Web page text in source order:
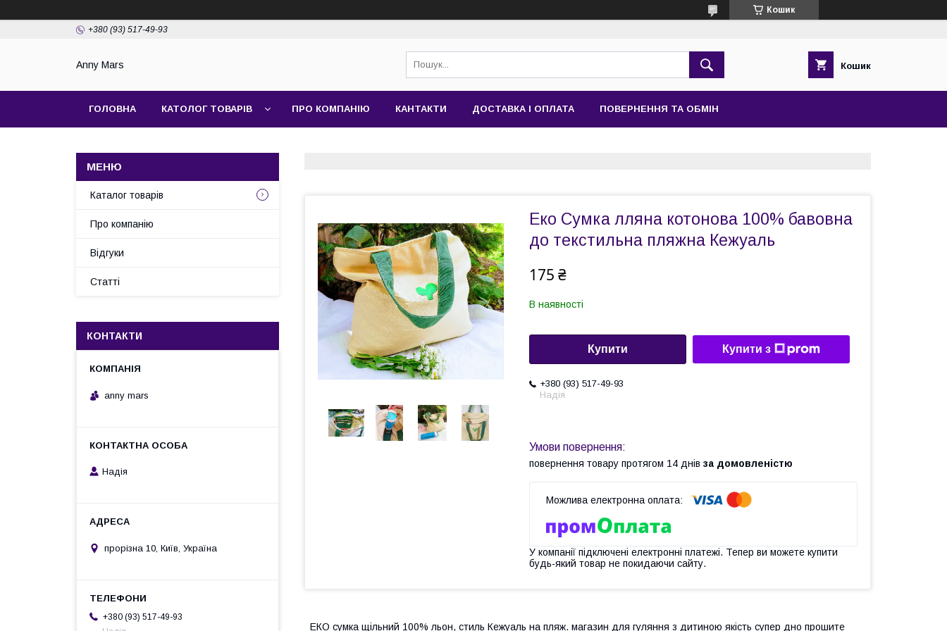
Кошик
+380 (93) 517-49-93
Anny Mars Кошик
ГОЛОВНА КАТОЛОГ ТОВАРІВ ПРО КОМПАНІЮ КАНТАКТИ ДОСТАВКА І ОПЛАТА ПОВЕРНЕННЯ ТА ОБМІН
Еко Сумка лляна котонова 100% бавовна
до текстильна пляжна Кежуаль
175 ₴
В наявності
Купити Купити з
+380 (93) 517-49-93
Надія
повернення товару протягом 14 днів за домовленістю
У компанії підключені електронні платежі. Тепер ви можете купити
будь-який товар не покидаючи сайту.
ЕКО сумка щільний 100% льон, стиль Кежуаль на пляж. магазин для гуляння з дитиною якість супер дно прошите
Каталог товарів
Про компанію
Відгуки
Статті
КОНТАКТИ
anny mars
Надія
прорізна 10, Київ, Україна
+380 (93) 517-49-93